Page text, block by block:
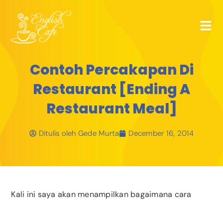
Contoh Percakapan Di
Restaurant [Ending A
Restaurant Meal]
Ditulis oleh Gede Murta December 16, 2014
Kali ini saya akan menampilkan bagaimana cara